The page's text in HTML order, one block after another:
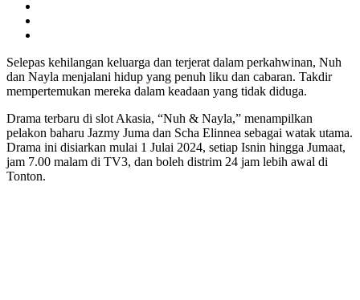
Selepas kehilangan keluarga dan terjerat dalam perkahwinan, Nuh
dan Nayla menjalani hidup yang penuh liku dan cabaran. Takdir
mempertemukan mereka dalam keadaan yang tidak diduga.
Drama terbaru di slot Akasia, “Nuh & Nayla,” menampilkan
pelakon baharu Jazmy Juma dan Scha Elinnea sebagai watak utama.
Drama ini disiarkan mulai 1 Julai 2024, setiap Isnin hingga Jumaat,
jam 7.00 malam di TV3, dan boleh distrim 24 jam lebih awal di
Tonton.